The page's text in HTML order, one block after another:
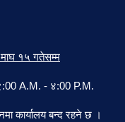
माघ १५ गतेसम्म
A.M. - ४:00 P.M.
कार्यालय बन्द रहने छ ।